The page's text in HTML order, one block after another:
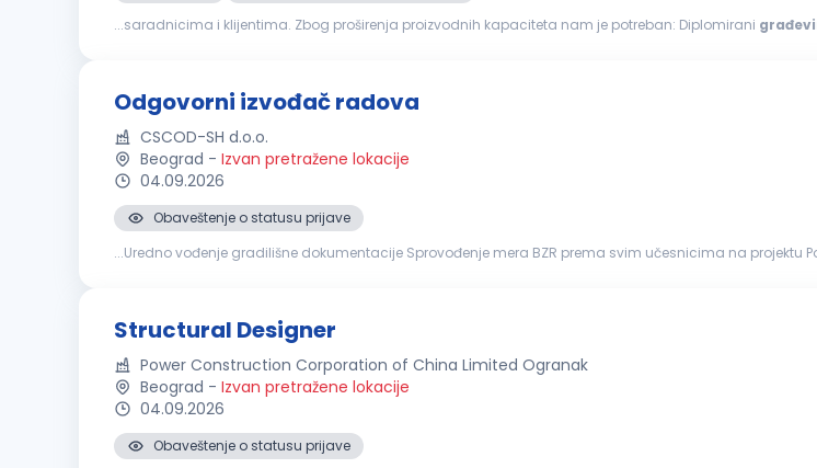
...saradnicima i klijentima. Zbog proširenja proizvodnih kapaciteta nam je potreban: Diplomirani
Odgovorni izvođač radova
CSCOD-SH d.o.o.
Beograd - Izvan pretražene lokacije
04.09.2026
Obaveštenje o statusu prijave
...Uredno vođenje gradilišne dokumentacije Sprovođenje mera BZR prema svim učesnicima na projektu
Structural Designer
Power Construction Corporation of China Limited Ogranak
Beograd - Izvan pretražene lokacije
04.09.2026
Obaveštenje o statusu prijave